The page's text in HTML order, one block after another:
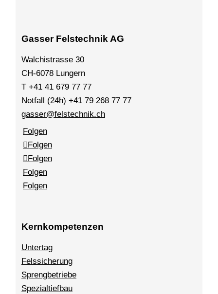
Gasser Felstechnik AG
Walchistrasse 30
CH-6078 Lungern
T +41 41 679 77 77
Notfall (24h) +41 79 268 77 77
gasser@felstechnik.ch
Folgen
Folgen
Folgen
Folgen
Folgen
Kernkompetenzen
Untertag
Felssicherung
Sprengbetriebe
Spezialtiefbau